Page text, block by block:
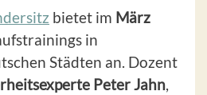
bietet im März
in
Städten an. Dozent
Peter Jahn,